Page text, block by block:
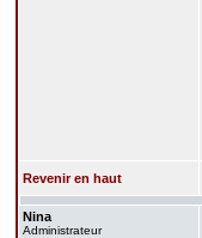
Revenir en haut
Nina
Administrateur